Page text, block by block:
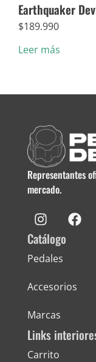
Earthquaker
$189.990
Leer más
Representantes
mercado.
Catálogo
Pedales
Accesorios
Marcas
Links
Carrito